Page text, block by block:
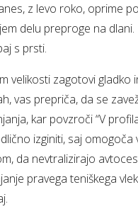
z levo roko, oprime
delu preproge na
s prsti.
velikosti zagotovi
vas prepriča, da se
kar povzroči “V
izginiti, saj
da nevtralizirajo
pravega teniškega